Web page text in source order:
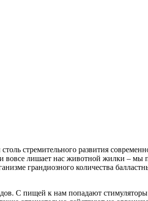
стремительного развития
вовсе лишает нас животной жилки – мы
грандиозного количества
С пищей к нам попадают